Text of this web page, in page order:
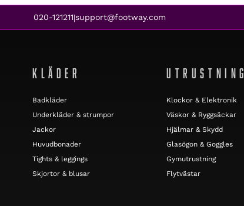
020-121211|support@footway.com
KLÄDER
Badkläder
Underkläder & strumpor
Jackor
Huvudbonader
Tights & leggings
Skjortor & blusar
UTRUSTNING
Klockor & Elektronik
Väskor & Ryggsäckar
Hjälmar & Skydd
Glasögon & Goggles
Gymutrustning
Flytvästar